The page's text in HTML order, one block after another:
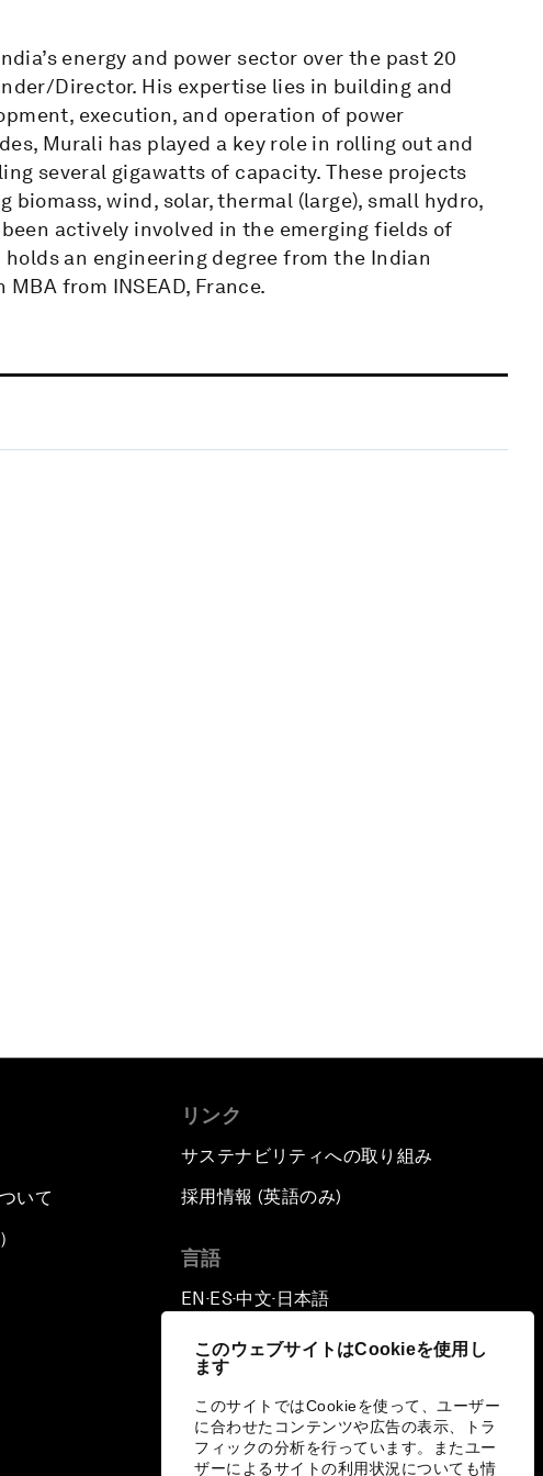
このウェブサイトはCookieを使用し
ます
このサイトではCookieを使って、ユーザー
に合わせたコンテンツや広告の表示、トラ
フィックの分析を行っています。またユー
ザーによるサイトの利用状況についても情
energy and power sector over the past 20
Director. His expertise lies in building and
execution, and operation of power
Murali has played a key role in rolling out and
several gigawatts of capacity. These projects
wind, solar, thermal (large), small hydro,
actively involved in the emerging fields of
an engineering degree from the Indian
from INSEAD, France.
いて
リンク
サステナビリティへの取り組み
採用情報 (英語のみ)
言語
EN ▪ ES▪中文▪ 日本語